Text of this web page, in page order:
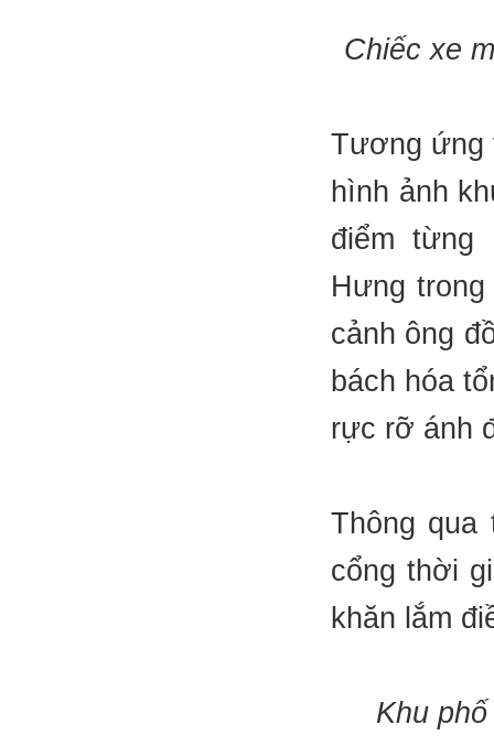
Chiếc xe
Tương ứng
hình ảnh
điểm
Hưng
cảnh ông
bách hóa
rực rỡ ánh
Thông
cổng thời
khăn lắm
Khu